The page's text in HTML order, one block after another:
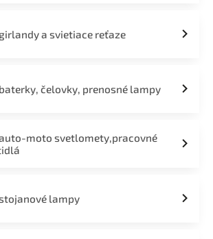
a svietiace reťaze
baterky, čelovky, prenosné lampy
auto-moto svetlomety,pracovné
stojanové lampy